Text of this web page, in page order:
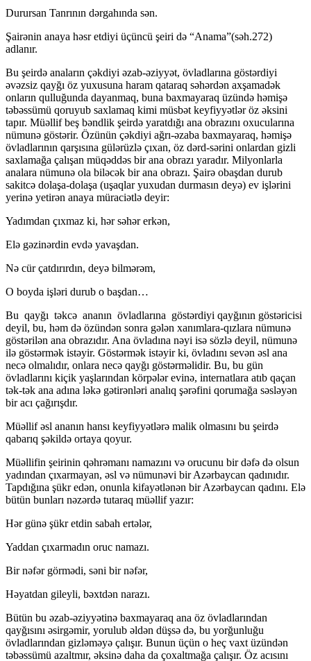
Durursan Tanrının dərgahında sən.
Şairənin anaya həsr etdiyi üçüncü şeiri də “Anama”(səh.272)
adlanır.
Bu şeirdə anaların çəkdiyi əzab-əziyyət, övladlarına göstərdiyi
əvəzsiz qayğı öz yuxusuna haram qataraq səhərdən axşamadək
onların qulluğunda dayanmaq, buna baxmayaraq üzündə həmişə
təbəssümü qoruyub saxlamaq kimi müsbət keyfiyyətlər öz əksini
tapır. Müəllif beş bəndlik şeirdə yaratdığı ana obrazını oxucularına
nümunə göstərir. Özünün çəkdiyi ağrı-əzaba baxmayaraq, həmişə
övladlarının qarşısına gülərüzlə çıxan, öz dərd-sərini onlardan gizli
saxlamağa çalışan müqəddəs bir ana obrazı yaradır. Milyonlarla
analara nümunə ola biləcək bir ana obrazı. Şairə obaşdan durub
sakitcə dolaşa-dolaşa (uşaqlar yuxudan durmasın deyə) ev işlərini
yerinə yetirən anaya müraciətlə deyir:
Yadımdan çıxmaz ki, hər səhər erkən,
Elə gəzinərdin evdə yavaşdan.
Nə cür çatdırırdın, deyə bilmərəm,
O boyda işləri durub o başdan…
Bu qayğı təkcə ananın övladlarına göstərdiyi qayğının göstəricisi
deyil, bu, həm də özündən sonra gələn xanımlara-qızlara nümunə
göstərilən ana obrazıdır. Ana övladına nəyi isə sözlə deyil, nümunə
ilə göstərmək istəyir. Göstərmək istəyir ki, övladını sevən əsl ana
necə olmalıdır, onlara necə qayğı göstərməlidir. Bu, bu gün
övladlarını kiçik yaşlarından körpələr evinə, internatlara atıb qaçan
tək-tək ana adına ləkə gətirənləri analıq şərəfini qorumağa səsləyən
bir acı çağırışdır.
Müəllif əsl ananın hansı keyfiyyətlərə malik olmasını bu şeirdə
qabarıq şəkildə ortaya qoyur.
Müəllifin şeirinin qəhrəmanı namazını və orucunu bir dəfə də olsun
yadından çıxarmayan, əsl və nümunəvi bir Azərbaycan qadınıdır.
Tapdığına şükr edən, onunla kifayətlənən bir Azərbaycan qadını. Elə
bütün bunları nəzərdə tutaraq müəllif yazır:
Hər günə şükr etdin sabah ertələr,
Yaddan çıxarmadın oruc namazı.
Bir nəfər görmədi, səni bir nəfər,
Həyatdan gileyli, bəxtdən narazı.
Bütün bu əzab-əziyyətinə baxmayaraq ana öz övladlarından
qayğısını əsirgəmir, yorulub əldən düşsə də, bu yorğunluğu
övladlarından gizləməyə çalışır. Bunun üçün o heç vaxt üzündən
təbəssümü azaltmır, əksinə daha da çoxaltmağa çalışır. Öz acısını